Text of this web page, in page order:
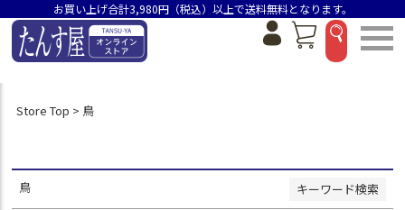
お買い上げ合計3,980円（税込）以上で送料無料となります。
Store Top 鳥
鳥 キーワード検索
並び順
新着順
価格が安い順
おすすめ順